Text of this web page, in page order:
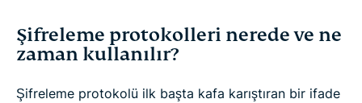
Şifreleme protokolleri nerede ve ne
zaman kullanılır?
Şifreleme protokolü ilk başta kafa karıştıran bir ifade